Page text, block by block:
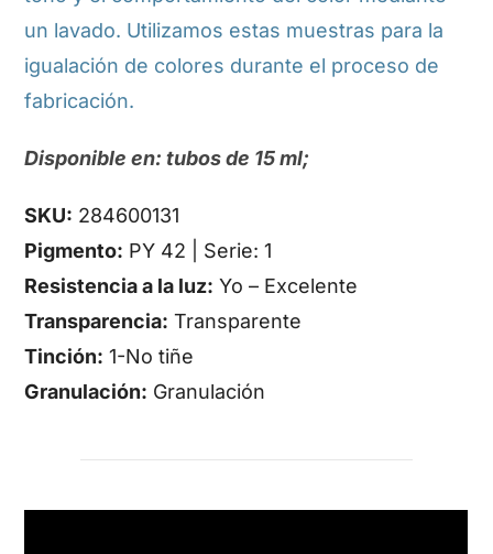
un lavado. Utilizamos estas muestras para la
igualación de colores durante el proceso de
fabricación.
Disponible en: tubos de 15 ml;
SKU: 284600131
Pigmento: PY 42 | Serie: 1
Resistencia a la luz: Yo – Excelente
Transparencia: Transparente
Tinción: 1-No tiñe
Granulación: Granulación